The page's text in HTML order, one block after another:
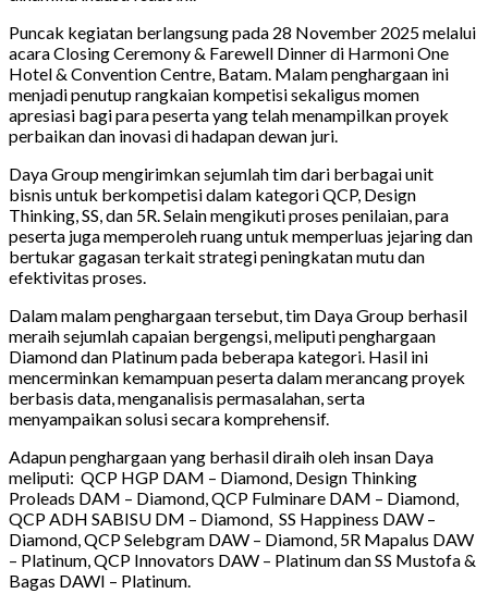
Puncak kegiatan berlangsung pada 28 November 2025 melalui
acara Closing Ceremony & Farewell Dinner di Harmoni One
Hotel & Convention Centre, Batam. Malam penghargaan ini
menjadi penutup rangkaian kompetisi sekaligus momen
apresiasi bagi para peserta yang telah menampilkan proyek
perbaikan dan inovasi di hadapan dewan juri.
Daya Group mengirimkan sejumlah tim dari berbagai unit
bisnis untuk berkompetisi dalam kategori QCP, Design
Thinking, SS, dan 5R. Selain mengikuti proses penilaian, para
peserta juga memperoleh ruang untuk memperluas jejaring dan
bertukar gagasan terkait strategi peningkatan mutu dan
efektivitas proses.
Dalam malam penghargaan tersebut, tim Daya Group berhasil
meraih sejumlah capaian bergengsi, meliputi penghargaan
Diamond dan Platinum pada beberapa kategori. Hasil ini
mencerminkan kemampuan peserta dalam merancang proyek
berbasis data, menganalisis permasalahan, serta
menyampaikan solusi secara komprehensif.
Adapun penghargaan yang berhasil diraih oleh insan Daya
meliputi: ⁠QCP HGP DAM – Diamond,⁠ ⁠Design Thinking
Proleads DAM – Diamond, ⁠QCP Fulminare DAM – Diamond, ⁠
⁠QCP ADH SABISU DM – Diamond, ⁠ ⁠SS Happiness DAW –
Diamond, QCP Selebgram DAW – Diamond, ⁠5R Mapalus DAW
– Platinum, QCP Innovators DAW – Platinum dan SS Mustofa &
Bagas DAWI – Platinum.